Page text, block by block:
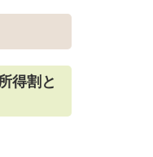
得割と